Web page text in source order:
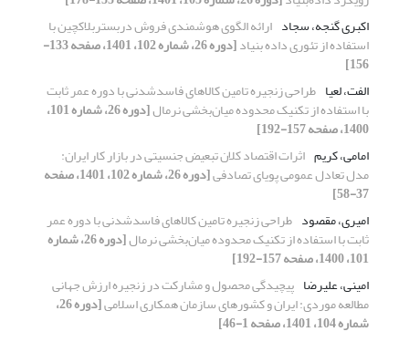
اکبری گنجه، سجاد ارائه الگوی هوشمندی فروش دربستربلاکچین با
استفاده از تئوری داده بنیاد [دوره 26، شماره 102، 1401، صفحه 133-
156]
الفت، لعیا طراحی زنجیره تامین کالاهای فاسدشدنی با دوره عمر ثابت
با استفاده از تکنیک محدوده میان‌بخشی نرمال [دوره 26، شماره 101،
1400، صفحه 157-192]
امامی، کریم اثرات اقتصاد کلان تبعیض جنسیتی در بازار کار ایران:
مدل تعادل عمومی پویای تصادفی [دوره 26، شماره 102، 1401، صفحه
37-58]
امیری، مقصود طراحی زنجیره تامین کالاهای فاسدشدنی با دوره عمر
ثابت با استفاده از تکنیک محدوده میان‌بخشی نرمال [دوره 26، شماره
101، 1400، صفحه 157-192]
امینی، علیرضا پیچیدگی محصول و مشارکت در زنجیره ارزش جهانی
مطالعه موردی: ایران و کشورهای سازمان همکاری اسلامی [دوره 26،
شماره 104، 1401، صفحه 1-46]